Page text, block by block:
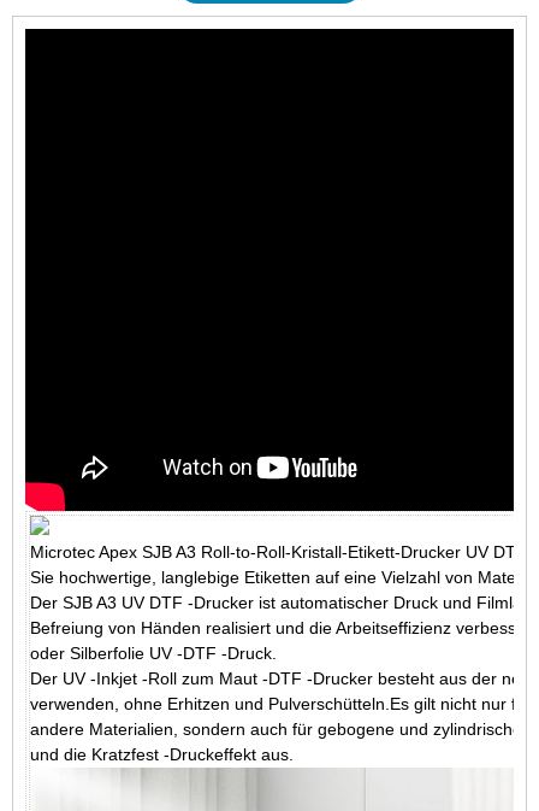
Microtec Apex SJB A3 Roll-to-Roll-Kristall-Etikett-Drucker UV
Sie hochwertige, langlebige Etiketten auf eine Vielzahl von
Der SJB A3 UV DTF -Drucker ist automatischer Druck und
Befreiung von Händen realisiert und die Arbeitseffizienz
oder Silberfolie UV -DTF -Druck.
Der UV -Inkjet -Roll zum Maut -DTF -Drucker besteht aus der
verwenden, ohne Erhitzen und Pulverschütteln.Es gilt nicht nur
andere Materialien, sondern auch für gebogene und zylindrische
und die Kratzfest -Druckeffekt aus.